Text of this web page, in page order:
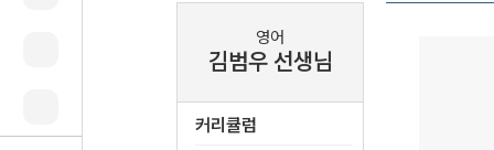
영어
김범우 선생님
커리큘럼